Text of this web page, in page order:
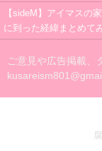
【sideM】アイマスの
に到った経緯まとめて
ご意見や広告掲載、